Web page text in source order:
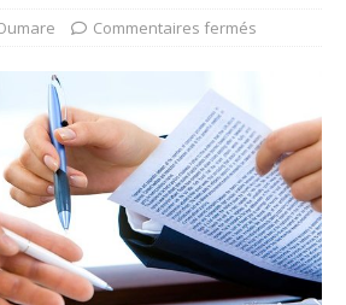
Commentaires fermés